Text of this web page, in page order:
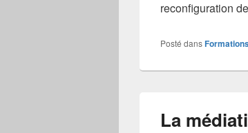
reconfiguration
Posté dans
La